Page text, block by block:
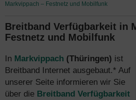
Markvippach – Festnetz und Mobilfunk
Breitband Verfügbarkeit in
Festnetz und Mobilfunk
In Markvippach (Thüringen) ist
Breitband Internet ausgebaut.* Auf
unserer Seite informieren wir Sie
über die Breitband Verfügbarkeit